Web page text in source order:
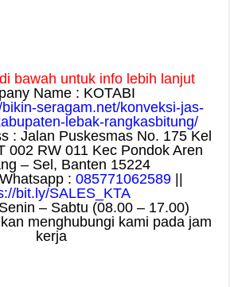
bawah untuk info lebih lanjut
Name : KOTABI
bikin-seragam.net/konveksi-jas-
lebak-rangkasbitung/
: Jalan Puskesmas No. 175 Kel
002 RW 011 Kec Pondok Aren
– Sel, Banten 15224
:085771062589
bit.ly/SALES_KTA
– Sabtu (08.00 – 17.00)
menghubungi kami pada jam
kerja